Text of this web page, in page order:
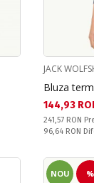
JACK
Bluza
Текуща
144,93
Pret obisnuit:
241,57 RON
Спестявате:
96,64 RON
NOU %